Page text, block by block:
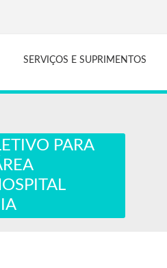
SERVIÇOS E SUPRIMENTOS
PARA